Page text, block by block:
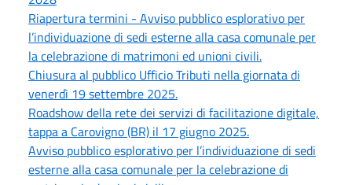
Riapertura termini - Avviso pubblico esplorativo per
l’individuazione di sedi esterne alla casa comunale per
la celebrazione di matrimoni ed unioni civili.
Chiusura al pubblico Ufficio Tributi nella giornata di
venerdì 19 settembre 2025.
Roadshow della rete dei servizi di facilitazione digitale,
tappa a Carovigno (BR) il 17 giugno 2025.
Avviso pubblico esplorativo per l’individuazione di sedi
esterne alla casa comunale per la celebrazione di